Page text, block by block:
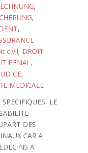
,
,
civil, DROIT
PENAL,
,
MEDICALE
LE
DES
CAR A
A